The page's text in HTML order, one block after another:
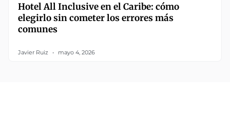
Hotel All Inclusive en el Caribe: cómo
elegirlo sin cometer los errores más
comunes
Javier Ruiz mayo 4, 2026